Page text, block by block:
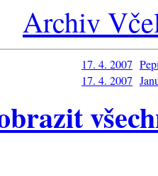
Archiv
17. 4. 2007
17. 4. 2007